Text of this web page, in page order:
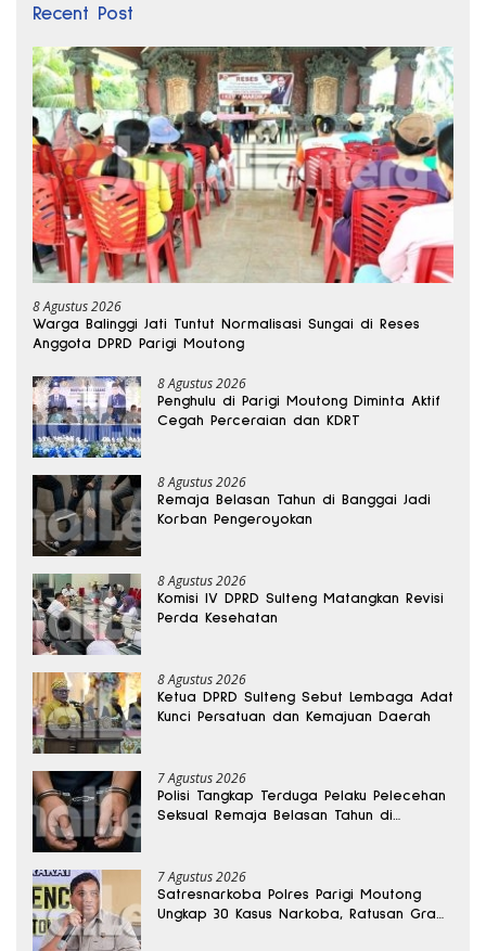
Recent Post
8 Agustus 2026
Warga Balinggi Jati Tuntut Normalisasi Sungai di Reses
Anggota DPRD Parigi Moutong
8 Agustus 2026
Penghulu di Parigi Moutong Diminta Aktif
Cegah Perceraian dan KDRT
8 Agustus 2026
Remaja Belasan Tahun di Banggai Jadi
Korban Pengeroyokan
8 Agustus 2026
Komisi IV DPRD Sulteng Matangkan Revisi
Perda Kesehatan
8 Agustus 2026
Ketua DPRD Sulteng Sebut Lembaga Adat
Kunci Persatuan dan Kemajuan Daerah
7 Agustus 2026
Polisi Tangkap Terduga Pelaku Pelecehan
Seksual Remaja Belasan Tahun di
7 Agustus 2026
Satresnarkoba Polres Parigi Moutong
Ungkap 30 Kasus Narkoba, Ratusan Gram